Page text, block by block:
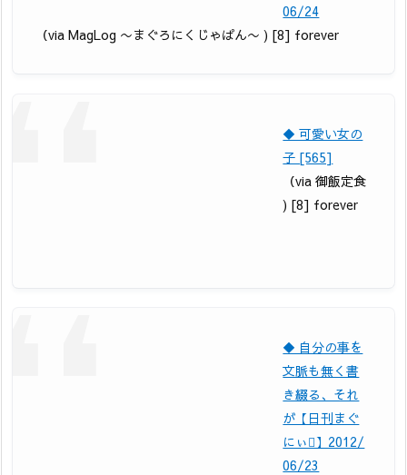
06/24
（via MagLog 〜まぐろにくじゃぱん〜 ) [8] forever
◆ 可愛い女の
子 [565]
（via 御飯定食
) [8] forever
◆ 自分の事を
文脈も無く書
き綴る、それ
が【日刊まぐ
にぃ】2012/
06/23